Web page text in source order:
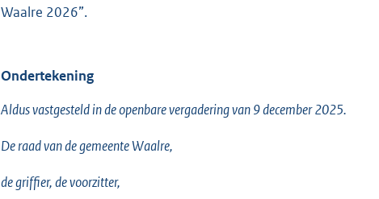
Waalre 2026”.
Ondertekening
Aldus vastgesteld in de openbare vergadering van 9 december 2025.
De raad van de gemeente Waalre,
de griffier, de voorzitter,